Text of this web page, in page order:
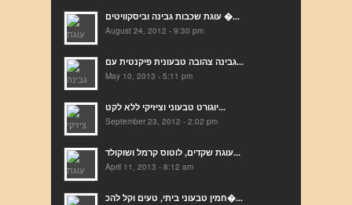
עוגת שכבות גבינה וביסקוויטים �...
August 24, 2012 - 9:30 pm
גבינה צהובה טבעונית פיקנטית עם...
May 10, 2013 - 5:11 pm
יוגורט טבעוני וציזיקי ללא לקט...
September 23, 2012 - 2:02 pm
עוגת שקדים, לוטוס קרמל ושוקולד...
April 11, 2013 - 8:12 am
חמין טבעוני ביתי, טעים וקל להכ�...